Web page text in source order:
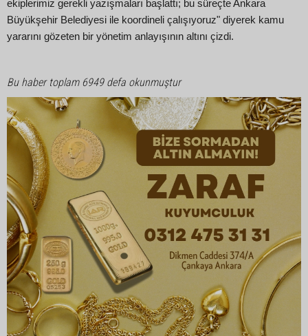
ekiplerimiz gerekli yazışmaları başlattı; bu süreçte Ankara
Büyükşehir Belediyesi ile koordineli çalışıyoruz" diyerek kamu
yararını gözeten bir yönetim anlayışının altını çizdi.
Bu haber toplam 6949 defa okunmuştur